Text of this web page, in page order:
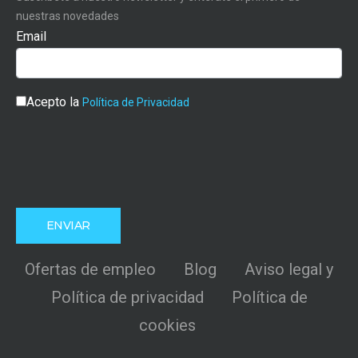
nuestras novedades
Email
Acepto la Política de Privacidad
Ofertas de empleo Blog
Aviso legal y
Política de privacidad
Política de
cookies